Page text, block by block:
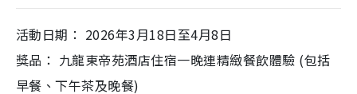
活動日期： 2026年3月18日至4月8日
獎品： 九龍東帝苑酒店住宿一晚連精緻餐飲體驗 (包括
早餐、下午茶及晚餐)